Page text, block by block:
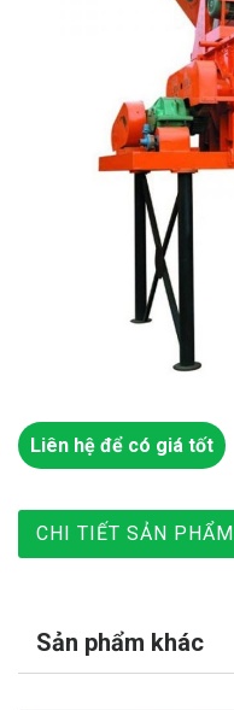
Liên hệ để có giá tốt
CHI TIẾT SẢN PHẨM
Sản phẩm khác